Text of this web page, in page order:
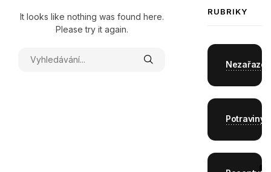
It looks like nothing was found here.
Please try it again.
RUBRIKY
Potraviny